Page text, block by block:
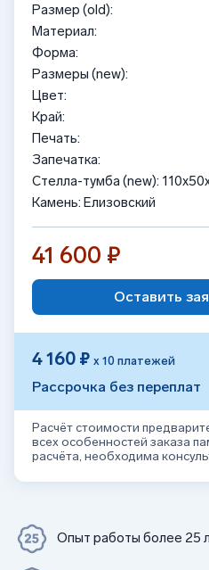
Размер (old):
Материал:
Форма:
Размеры (new):
Цвет:
Край:
Печать:
Запечатка:
Стелла-тумба (new):
Камень: Елизовский
41 600 ₽
Оставить
4 160 ₽ х 10 платежей
Рассрочка без переплат
Расчёт стоимости
всех особенностей заказа
расчёта, необходима
Опыт работы более 25